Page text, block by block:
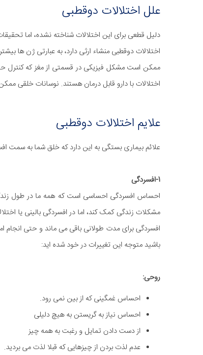
علل اختلالات دوقطبی
دلیل قطعی برای این اختلالات شناخته نشده، اما
اختلالات دوقطبی منشاء ارثی دارد، به عبارتی ژن ها
ممکن است مشکل فیزیکی در قسمتی از مغز که کنترل
اختلالات با دارو قابل درمان هستند. نوسانات خلقی
علایم اختلالات دوقطبی
علائم بیماری بستگی به این دارد که خلق شما به سمت
1-افسردگی
احساس افسردگی احساسی است که همه ما در طول
مشکلات زندگی کمک کند، اما در افسردگی بالینی یا
افسردگی برای مدت طولانی باقی می ماند و حتی
باشید متوجه این تغییرات در خود شده اید:
روحی:
احساس غمگینی که از بین نمی رود.
احساس نیاز به گریستن به هیچ دلیلی
از دست دادن تمایل و رغبت به همه چیز
عدم لذت بردن از چیزهایی که قبلا لذت می بردید.